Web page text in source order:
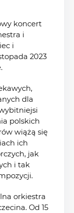
koncert
i
i
2023
dla
polskich
wiążą się
ich
jak
i tak
orkiestra
Od 15